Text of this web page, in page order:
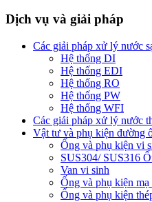
Dịch vụ và giải pháp
Các giải pháp xử lý nước
Hệ thống DI
Hệ thống EDI
Hệ thống RO
Hệ thống PW
Hệ thống WFI
Các giải pháp xử lý nước
Vật tư và phụ kiện đường
Ống và phụ kiện vi
SUS304/ SUS316
Van vi sinh
Ống và phụ kiện mạ
Ống và phụ kiện